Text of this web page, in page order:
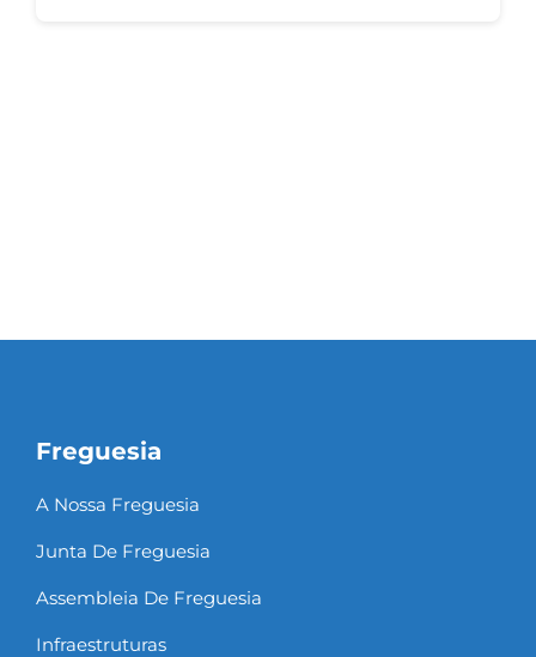
Freguesia
A Nossa Freguesia
Junta De Freguesia
Assembleia De Freguesia
Infraestruturas